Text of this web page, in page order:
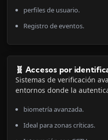
perfiles de usuario.
Registro de eventos.
🧬 Accesos por
Sistemas de verificación
entornos donde la
biometría avanzada.
Ideal para zonas críticas.